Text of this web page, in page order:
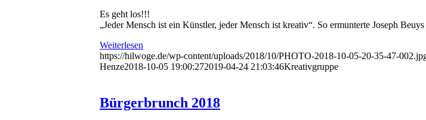
Es geht los!!!
„Jeder Mensch ist ein Künstler, jeder Mensch ist kreativ“. So ermunterte Joseph
Weiterlesen
https://hilwoge.de/wp-content/uploads/2018/10/PHOTO-2018-10-05-20-35-47-
Henze2018-10-05 19:00:272019-04-24 21:03:46Kreativgruppe
Bürgerbrunch 2018